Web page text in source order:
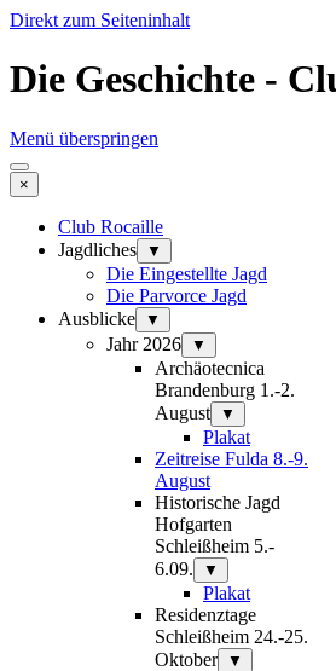
Direkt zum Seiteninhalt
Die Geschichte -
Menü überspringen
×
Club Rocaille
Jagdliches
▼
Die Eingestellte Jagd
Die Parvorce Jagd
Ausblicke
▼
Jahr 2026 ▼
Archäotecnica
Brandenburg 1.-2.
August
▼
Plakat
Zeitreise Fulda 8.-9.
August
Historische Jagd
Hofgarten
Schleißheim 5.-
6.09.
▼
Plakat
Residenztage
Schleißheim 24.-25.
Oktober
▼